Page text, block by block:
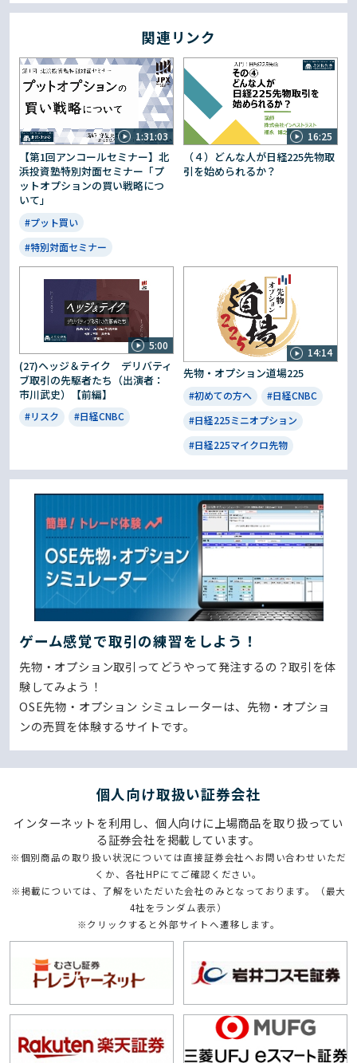
関連リンク
1:31:03
【第1回アンコールセミナー】北
浜投資塾特別対面セミナー「プ
ットオプションの買い戦略につ
いて」
#プット買い
#特別対面セミナー
16:25
（４）どんな人が日経225先物取
引を始められるか？
5:00
(27)ヘッジ＆テイク デリバティ
ブ取引の先駆者たち（出演者：
市川武史）【前編】
#リスク #日経CNBC
14:14
先物・オプション道場225
#初めての方へ
#日経CNBC
#日経225ミニオプション
#日経225マイクロ先物
ゲーム感覚で取引の練習をしよう！
先物・オプション取引ってどうやって発注するの？取引を体
験してみよう！
OSE先物・オプション シミュレーターは、先物・オプショ
ンの売買を体験するサイトです。
個⼈向け取扱い証券会社
インターネットを利用し、個人向けに上場商品を取り扱ってい
る証券会社を掲載しています。
※個別商品の取り扱い状況については直接証券会社へお問い合わせいただ
くか、各社HPにてご確認ください。
※掲載については、了解をいただいた会社のみとなっております。（最大
4社をランダム表示）
※クリックすると外部サイトへ遷移します。